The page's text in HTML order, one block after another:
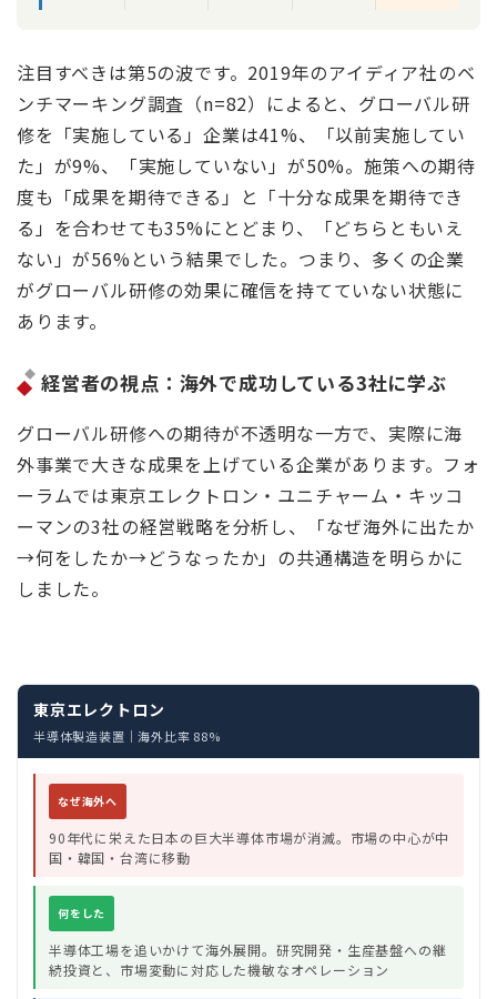
注目すべきは第5の波です。2019年のアイディア社のベ
ンチマーキング調査（n=82）によると、グローバル研
修を「実施している」企業は41%、「以前実施してい
た」が9%、「実施していない」が50%。施策への期待
度も「成果を期待できる」と「十分な成果を期待でき
る」を合わせても35%にとどまり、「どちらともいえ
ない」が56%という結果でした。つまり、多くの企業
がグローバル研修の効果に確信を持てていない状態に
あります。
経営者の視点：海外で成功している3社に学ぶ
グローバル研修への期待が不透明な一方で、実際に海
外事業で大きな成果を上げている企業があります。フォ
ーラムでは東京エレクトロン・ユニチャーム・キッコ
ーマンの3社の経営戦略を分析し、「なぜ海外に出たか
→何をしたか→どうなったか」の共通構造を明らかに
しました。
東京エレクトロン
半導体製造装置｜海外比率 88%
なぜ海外へ
90年代に栄えた日本の巨大半導体市場が消滅。市場の中心が中
国・韓国・台湾に移動
何をした
半導体工場を追いかけて海外展開。研究開発・生産基盤への継
続投資と、市場変動に対応した機敏なオペレーション